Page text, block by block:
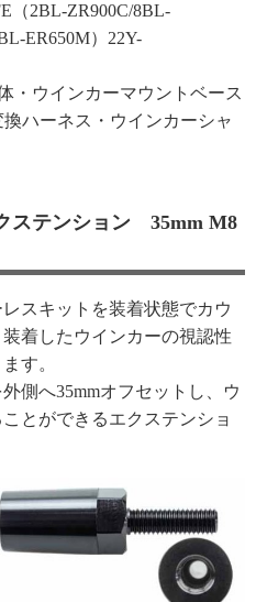
（2BL-ZR900C/8BL-
ER650M）22Y-
・ウインカーマウントベース
ハーネス・ウインカーシャ
ステンション 35mm M8
スキットを装着状態でカウ
着したウインカーの視認性
す。
側へ35mmオフセットし、ウ
とができるエクステンショ